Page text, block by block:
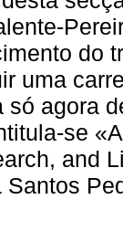
do
uma
só agora
se
and